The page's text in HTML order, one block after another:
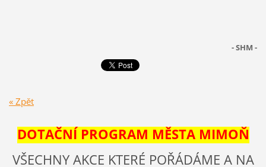
- SHM -
« Zpět
DOTAČNÍ PROGRAM MĚSTA MIMOŇ
VŠECHNY AKCE KTERÉ POŘÁDÁME A NA